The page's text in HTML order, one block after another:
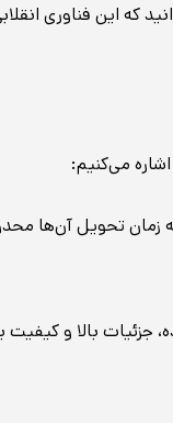
که این فناوری
می‌کنیم:
تحویل آن‌ها
جزئیات بالا و